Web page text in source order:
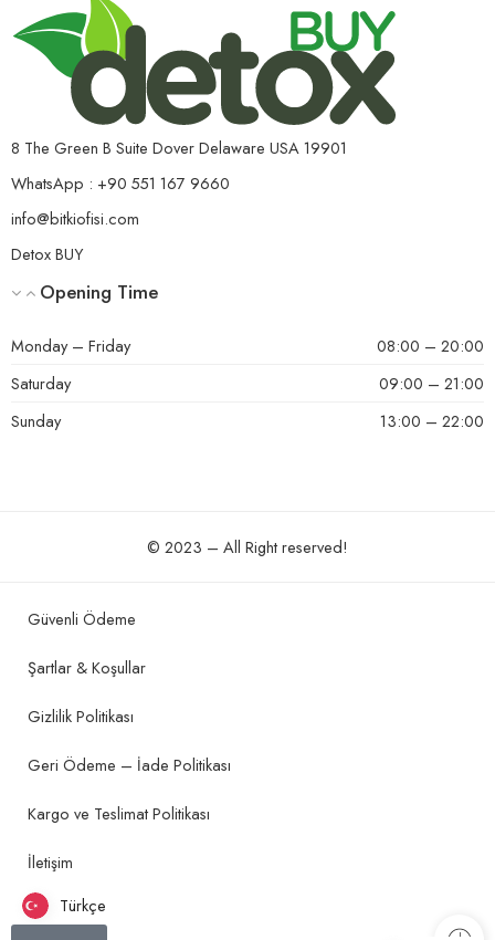
8 The Green B Suite Dover Delaware USA 19901
WhatsApp : +90 551 167 9660
info@bitkiofisi.com
Detox BUY
Opening Time
Monday – Friday
08:00 – 20:00
Saturday
09:00 – 21:00
Sunday
13:00 – 22:00
© 2023 – All Right reserved!
Güvenli Ödeme
Şartlar & Koşullar
Gizlilik Politikası
Geri Ödeme – İade Politikası
Kargo ve Teslimat Politikası
İletişim
Türkçe